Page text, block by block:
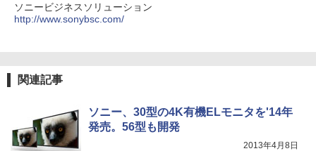
ソニービジネスソリューション
http://www.sonybsc.com/
関連記事
ソニー、30型の4K有機ELモニタを'14年
発売。56型も開発
2013年4月8日